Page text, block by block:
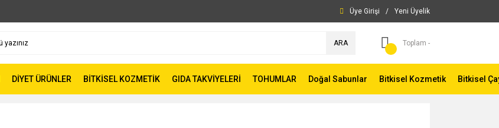
Üye Girişi / Yeni Üyelik
ARA Toplam -
DİYET ÜRÜNLER BİTKİSEL KOZMETİK GIDA TAKVİYELERİ TOHUMLAR Doğal Sabunlar Bitkisel Kozmetik Bitkisel